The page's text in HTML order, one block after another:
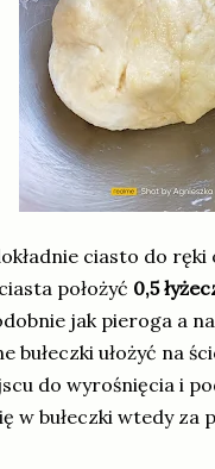
ciasto do ręki
położyć 0,5
jak pieroga a
bułeczki ułożyć na
do wyrośnięcia i
w bułeczki wtedy za